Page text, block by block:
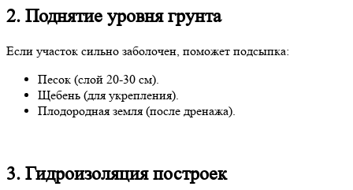
2. Поднятие уровня грунта
Если участок сильно заболочен, поможет подсыпка:
Песок (слой 20-30 см).
Щебень (для укрепления).
Плодородная земля (после дренажа).
3. Гидроизоляция построек